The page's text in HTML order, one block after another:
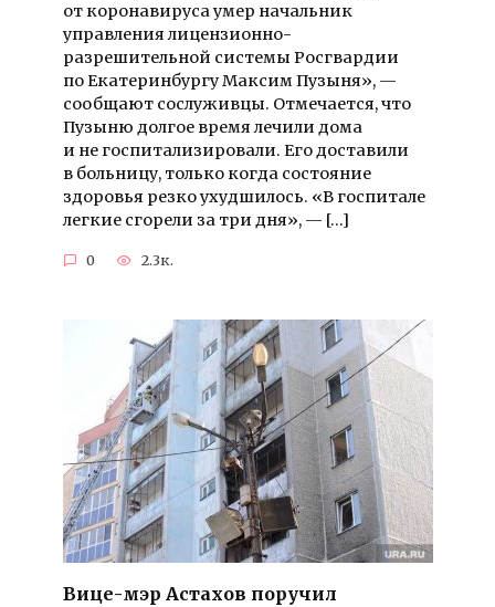
от коронавируса умер начальник
управления лицензионно-
разрешительной системы Росгвардии
по Екатеринбургу Максим Пузыня», —
сообщают сослуживцы. Отмечается, что
Пузыню долгое время лечили дома
и не госпитализировали. Его доставили
в больницу, только когда состояние
здоровья резко ухудшилось. «В госпитале
легкие сгорели за три дня», — […]
0 2.3к.
Вице-мэр Астахов поручил